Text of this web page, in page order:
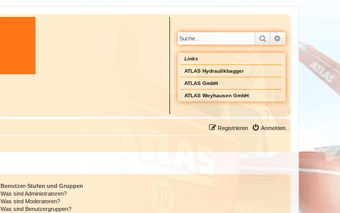
Suche
Links
ATLAS Hydraulikbagger
ATLAS GmbH
ATLAS Weyhausen GmbH
Anmelden
Registrieren
Benutzer-Stufen und Gruppen
Was sind Administratoren?
Was sind Moderatoren?
Was sind Benutzergruppen?